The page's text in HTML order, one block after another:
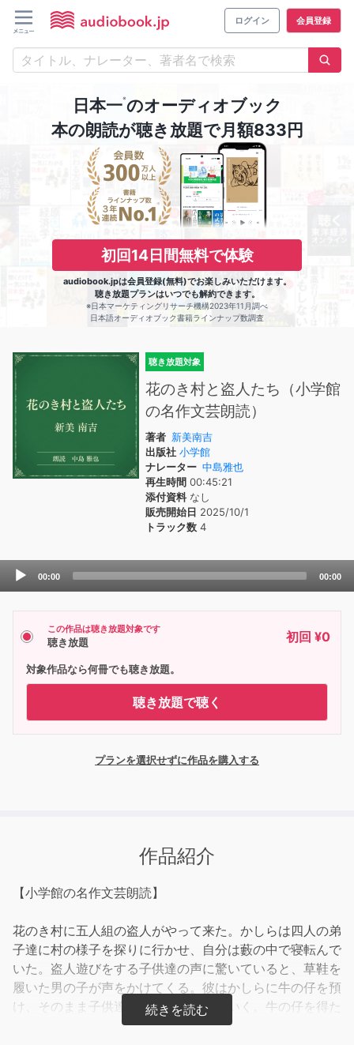
ログイン 会員登録
日本一※のオーディオブック
本の朗読が聴き放題で月額833円
初回14日間無料で体験
audiobook.jpは会員登録(無料)でお楽しみいただけます。
聴き放題プランはいつでも解約できます。
※日本マーケティングリサーチ機構2023年11月調べ
日本語オーディオブック書籍ラインナップ数調査
聴き放題対象
花のき村と盗人たち（小学館
の名作文芸朗読）
著者 新美南吉
出版社 小学館
ナレーター 中島雅也
再生時間 00:45:21
添付資料なし
販売開始日 2025/10/1
トラック数 4
Audio
00:00 00:00
この作品は聴き放題対象です
聴き放題 初回 ¥0
対象作品なら何冊でも聴き放題。
聴き放題で聴く
プランを選択せずに作品を購入する
作品紹介
【小学館の名作文芸朗読】
花のき村に五人組の盗人がやって来た。かしらは四人の弟
子達に村の様子を探りに行かせ、自分は藪の中で寝転んで
いた。盗人遊びをする子供達の声に驚いていると、草鞋を
履いた男の子が声をかけてくる。彼はかしらに牛の仔を預
け、そのまま子供達の後を追いかけていく。牛の仔を得た
彼は弟子達に自慢できると、笑いが込みあげてきたが、そ